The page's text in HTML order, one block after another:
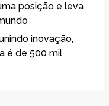
posição e leva
inovação,
é de 500 mil